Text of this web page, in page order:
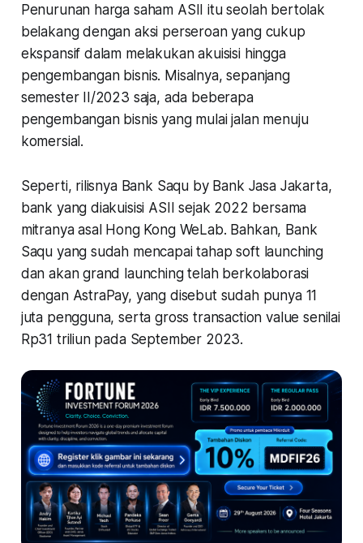
Penurunan harga saham ASII itu seolah bertolak
belakang dengan aksi perseroan yang cukup
ekspansif dalam melakukan akuisisi hingga
pengembangan bisnis. Misalnya, sepanjang
semester II/2023 saja, ada beberapa
pengembangan bisnis yang mulai jalan menuju
komersial.
Seperti, rilisnya Bank Saqu by Bank Jasa Jakarta,
bank yang diakuisisi ASII sejak 2022 bersama
mitranya asal Hong Kong WeLab. Bahkan, Bank
Saqu yang sudah mencapai tahap soft launching
dan akan grand launching telah berkolaborasi
dengan AstraPay, yang disebut sudah punya 11
juta pengguna, serta gross transaction value senilai
Rp31 triliun pada September 2023.